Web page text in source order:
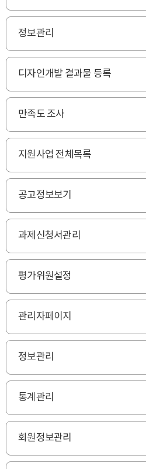
정보관리
디자인개발 결과물 등록
만족도 조사
지원사업 전체목록
공고정보보기
과제신청서관리
평가위원설정
관리자페이지
정보관리
통계관리
회원정보관리